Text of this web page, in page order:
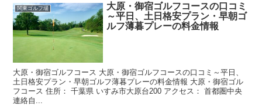
関東ゴルフ場
大原・御宿ゴルフコースの口コミ
～平日、土日格安プラン・早朝ゴ
ルフ薄暮プレーの料金情報
大原・御宿ゴルフコース 大原・御宿ゴルフコースの口コミ～平日、
土日格安プラン・早朝ゴルフ薄暮プレーの料金情報 大原・御宿ゴル
フコース 住所： 千葉県 いすみ市大原台200 アクセス： 首都圏中央
連絡自...